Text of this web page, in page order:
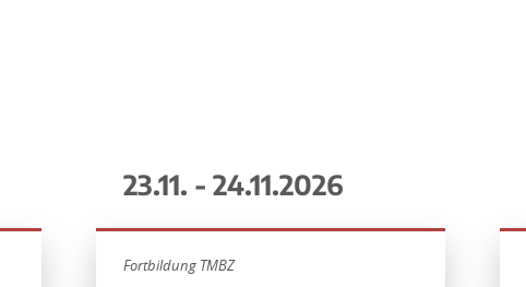
23.11. - 24.11.2026
Fortbildung TMBZ